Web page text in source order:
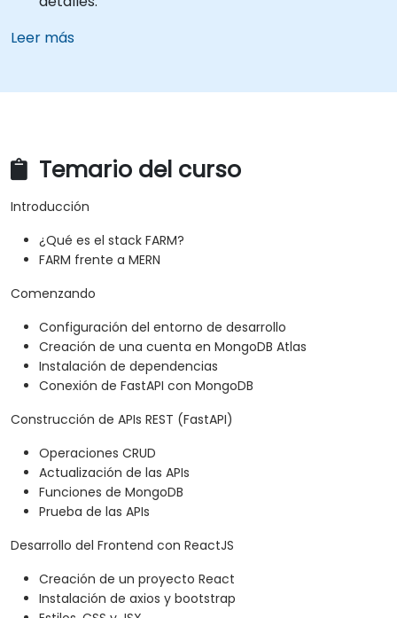
Leer más
Temario del curso
Introducción
¿Qué es el stack FARM?
FARM frente a MERN
Comenzando
Configuración del entorno de desarrollo
Creación de una cuenta en MongoDB Atlas
Instalación de dependencias
Conexión de FastAPI con MongoDB
Construcción de APIs REST (FastAPI)
Operaciones CRUD
Actualización de las APIs
Funciones de MongoDB
Prueba de las APIs
Desarrollo del Frontend con ReactJS
Creación de un proyecto React
Instalación de axios y bootstrap